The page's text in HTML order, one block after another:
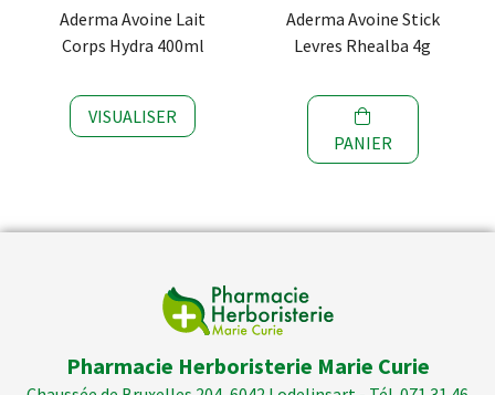
Aderma Avoine Lait
Corps Hydra 400ml
VISUALISER
Aderma Avoine Stick
Levres Rhealba 4g
PANIER
Pharmacie Herboristerie Marie Curie